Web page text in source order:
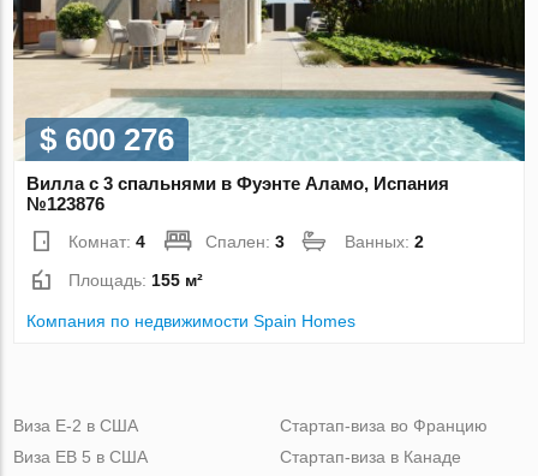
$ 600 276
Вилла с 3 спальнями в Фуэнте Аламо, Испания
№123876
Комнат:4 Спален:3 Ванных:2
Площадь: 155 м²
Компания по недвижимости Spain Homes
Виза Е-2 в США
Виза ЕВ 5 в США
Стартап-виза во Францию
Стартап-виза в Канаде